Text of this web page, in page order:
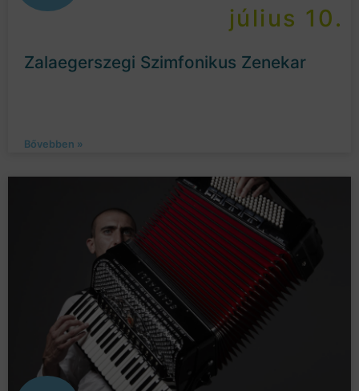
július 10.
Zalaegerszegi Szimfonikus Zenekar
Bővebben »